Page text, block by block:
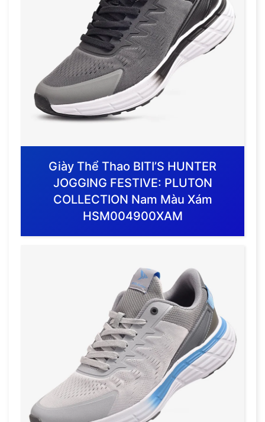
Giày Thể Thao BITI’S HUNTER
JOGGING FESTIVE: PLUTON
COLLECTION Nam Màu Xám
HSM004900XAM